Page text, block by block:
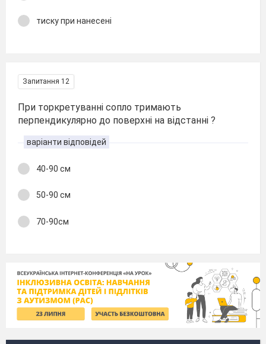
тиску при нанесені
Запитання 12
При торкретуванні сопло тримають
перпендикулярно до поверхні на відстанні ?
варіанти відповідей
40-90 см
50-90 см
70-90см